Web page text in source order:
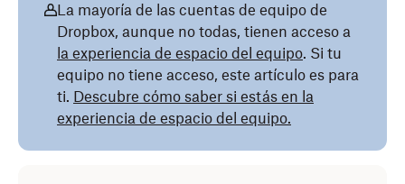
La mayoría de las cuentas de equipo de
Dropbox, aunque no todas, tienen acceso a
la experiencia de espacio del equipo. Si tu
equipo no tiene acceso, este artículo es para
ti. Descubre cómo saber si estás en la
experiencia de espacio del equipo.